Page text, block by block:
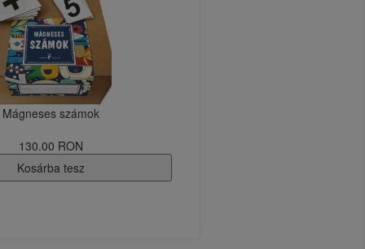
Mágneses számok
130.00 RON
Kosárba tesz